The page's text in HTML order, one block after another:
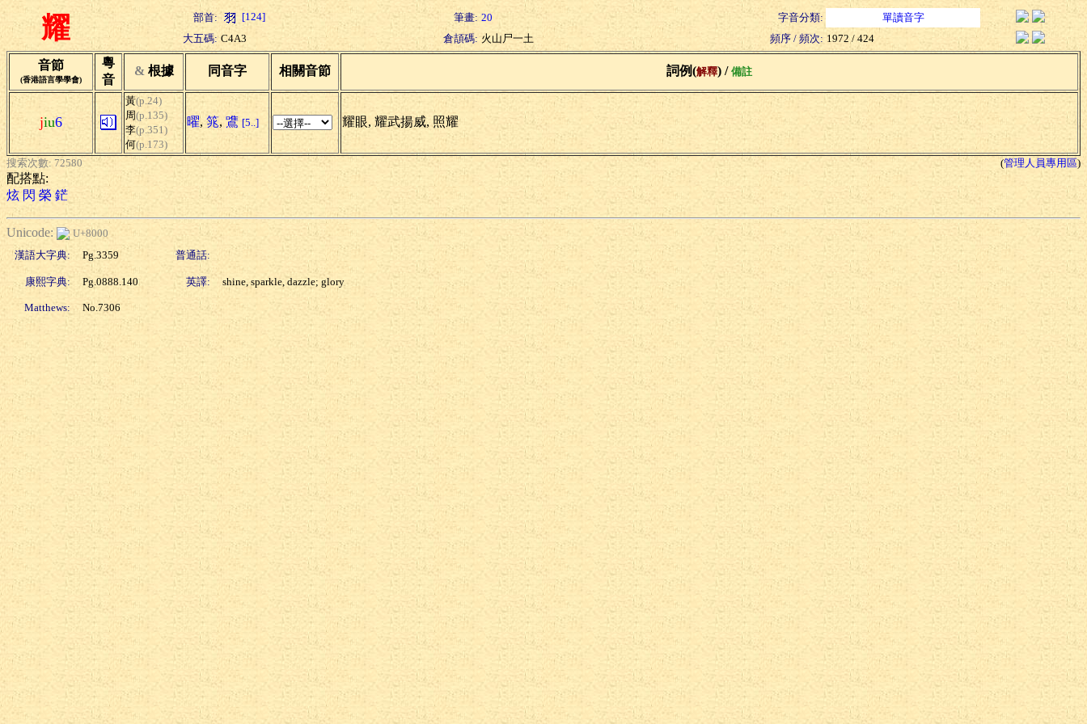
耀 部首: [124] 筆畫: 20 字音分類:
單讀音字
大五碼: C4A3 倉頡碼: 火山尸一土 頻序 / 頻次: 1972 / 424
音節
(香港語言學學會)
粵
音
& 根據 同音字 相關音節 詞例(解釋) / 備註
jiu6
黃(p.24)
周(p.135)
李(p.351)
何(p.173)
曜, 筄, 鷕 [5..] 耀眼, 耀武揚威, 照耀
搜索次數: 72580 (管理人員專用區)
配搭點:
炫 閃 榮 鋩
Unicode:
U+8000
漢語大字典:
Pg.3359 普通話:
康熙字典: Pg.0888.140 英譯: shine, sparkle, dazzle; glory
Matthews: No.7306